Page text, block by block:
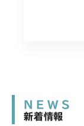
NEWS
新着情報